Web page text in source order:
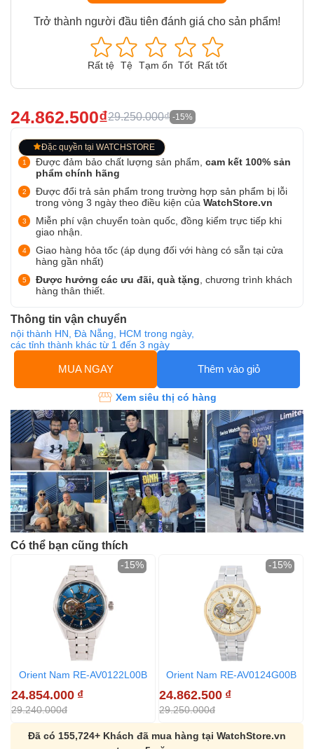
Trở thành người đầu tiên đánh giá cho sản phẩm!
Rất tệ Tệ Tạm ổn Tốt Rất tốt
24.862.500₫29.250.000₫ -15%
Đặc quyền tại WATCHSTORE
Được đảm bảo chất lượng sản phẩm, cam kết 100% sản
phẩm chính hãng
Được đổi trả sản phẩm trong trường hợp sản phẩm bị lỗi
trong vòng 3 ngày theo điều kiện của WatchStore.vn
Miễn phí vận chuyển toàn quốc, đồng kiểm trực tiếp khi
giao nhận.
Giao hàng hỏa tốc (áp dụng đối với hàng có sẵn tại cửa
hàng gần nhất)
Được hưởng các ưu đãi, quà tặng , chương trình khách
hàng thân thiết.
Thông tin vận chuyển
nội thành HN, Đà Nẵng, HCM trong ngày,
các tỉnh thành khác từ 1 đến 3 ngày
MUA NGAY Thêm vào giỏ
Xem siêu thị có hàng
Có thể bạn cũng thích
Orient Nam RE-AV0122L00B
24.854.000 ₫
29.240.000đ
-15%
Orient Nam RE-AV0124G00B
24.862.500 ₫
29.250.000đ
-15%
Đã có 155,724+ Khách đã mua hàng tại WatchStore.vn